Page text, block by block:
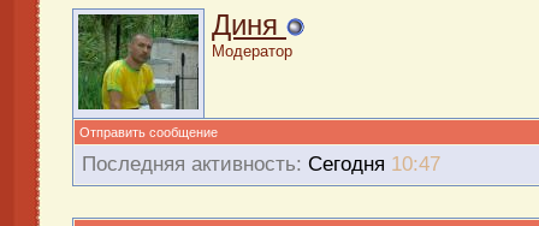
Диня
Модератор
Отправить сообщение
Последняя активность: Сегодня 10:47